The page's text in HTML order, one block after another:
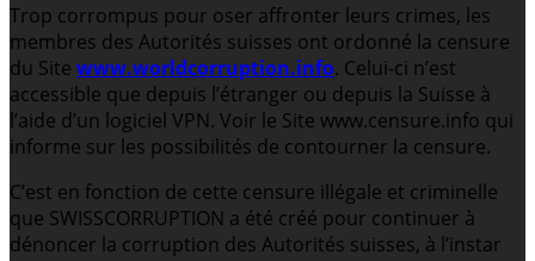
Trop corrompus pour oser affronter leurs crimes, les
membres des Autorités suisses ont ordonné la censure
du Site www.worldcorruption.info. Celui-ci n’est
accessible que depuis l’étranger ou depuis la Suisse à
l’aide d’un logiciel VPN. Voir le Site www.censure.info qui
informe sur les possibilités de contourner la censure.
C’est en fonction de cette censure illégale et criminelle
que SWISSCORRUPTION a été créé pour continuer à
dénoncer la corruption des Autorités suisses, à l’instar